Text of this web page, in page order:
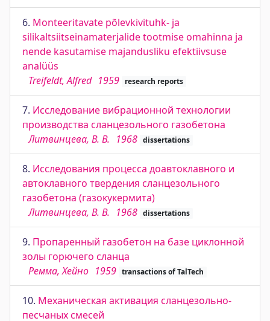
6. Monteeritavate põlevkivituhk- ja
silikaltsiitseinamaterjalide tootmise omahinna ja
nende kasutamise majandusliku efektiivsuse
analüüs
Treifeldt, Alfred 1959 research reports
7. Исследование вибрационной технологии
производства сланцезольного газобетона
Литвинцева, В. В. 1968 dissertations
8. Исследования процесса доавтоклавного и
автоклавного твердения сланцезольного
газобетона (газокукермита)
Литвинцева, В. В. 1968 dissertations
9. Пропаренный газобетон на базе циклонной
золы горючего сланца
Ремма, Хейно 1959 transactions of TalTech
10. Механическая активация сланцезольно-
песчаных смесей